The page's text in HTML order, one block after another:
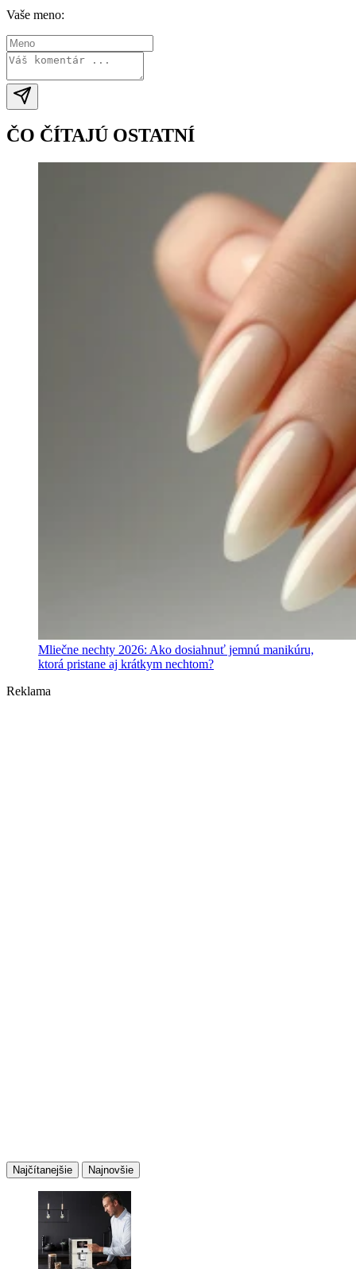
Vaše meno:
ČO ČÍTAJÚ OSTATNÍ
Mliečne nechty 2026: Ako dosiahnuť jemnú manikúru,
ktorá pristane aj krátkym nechtom?
Reklama
Najčítanejšie Najnovšie